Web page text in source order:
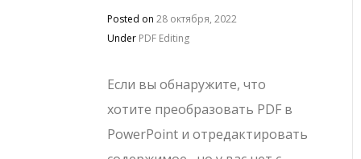
Posted on28 октября, 2022
Under PDF Editing
Если вы обнаружите, что
хотите преобразовать PDF в
PowerPoint и отредактировать